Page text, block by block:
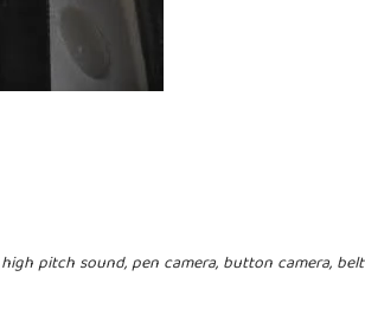
pitch sound, pen camera, button camera, belt